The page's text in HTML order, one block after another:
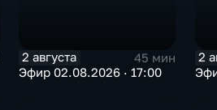
2 августа
45 мин
Эфир 02.08.2026 · 17:00
2